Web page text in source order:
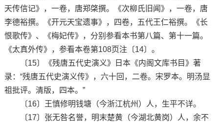
天传信记》，一卷，唐郑棨撰。《次柳氏旧闻》，一卷，唐
李德裕撰。《开元天宝遗事》，四卷，五代王仁裕撰。《长
恨歌传》、《梅妃传》，分别参看本书第八篇、第十一篇。
《太真外传》，参看本卷第108页注〔14〕。
〔15〕《残唐五代史演义》日本《内阁文库书目》著
录：“残唐五代史演义传》，六十回，二卷。宋罗本。明汤显
祖批评。清版，四本。”
〔16〕王慎修明钱塘（今浙江杭州）人，生平不详。
〔17〕张无咎名誉，明末楚黄（今湖北黄岗）人，余不